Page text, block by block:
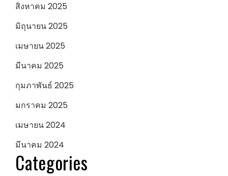
สิงหาคม 2025
มิถุนายน 2025
เมษายน 2025
มีนาคม 2025
กุมภาพันธ์ 2025
มกราคม 2025
เมษายน 2024
มีนาคม 2024
Categories